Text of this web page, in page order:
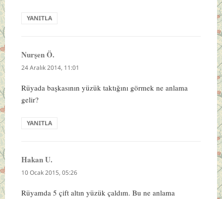
YANITLA
Nurşen Ö.
ki:
24 Aralık 2014, 11:01
Rüyada başkasının yüzük taktığını görmek ne anlama
gelir?
YANITLA
Hakan U.
ki:
10 Ocak 2015, 05:26
Rüyamda 5 çift altın yüzük çaldım. Bu ne anlama